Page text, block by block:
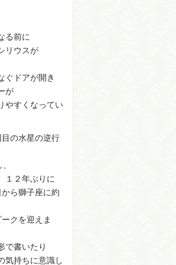
る前に
リウスが
ぐドアが開き
が
やすくなってい
の水星の逆行
１２年ぶりに
ら獅子座に約
クを迎えま
で書いたり
気持ちに意識し